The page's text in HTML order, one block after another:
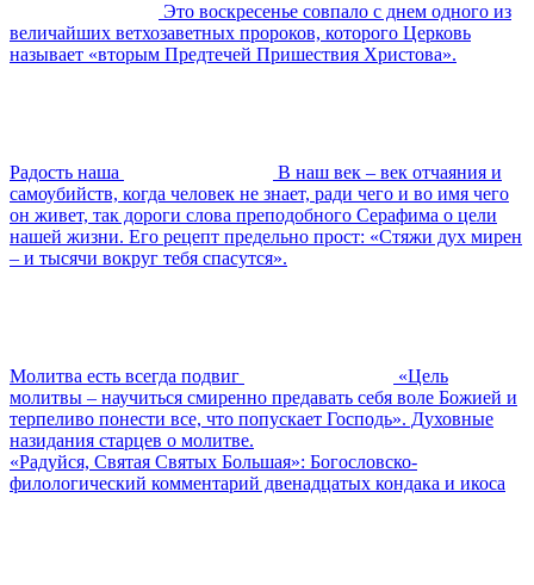
Это воскресенье совпало с днем одного из
величайших ветхозаветных пророков, которого Церковь
называет «вторым Предтечей Пришествия Христова».
Радость наша
В наш век – век отчаяния и
самоубийств, когда человек не знает, ради чего и во имя чего
он живет, так дороги слова преподобного Серафима о цели
нашей жизни. Его рецепт предельно прост: «Стяжи дух мирен
– и тысячи вокруг тебя спасутся».
Молитва есть всегда подвиг
«Цель
молитвы – научиться смиренно предавать себя воле Божией и
терпеливо понести все, что попускает Господь». Духовные
назидания старцев о молитве.
«Радуйся, Святая Святых Большая»: Богословско-
филологический комментарий двенадцатых кондака и икоса